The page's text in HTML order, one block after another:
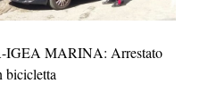
MARINA: Arrestato
bicicletta